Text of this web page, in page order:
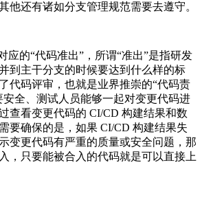
他还有诸如分支管理规范需要去遵守。
应的“代码准出”，所谓“准出”是指研发
到主干分支的时候要达到什么样的标
代码评审，也就是业界推崇的“代码责
安全、测试人员能够一起对变更代码进
查看变更代码的 CI/CD 构建结果和数
要确保的是，如果 CI/CD 构建结果失
变更代码有严重的质量或安全问题，那
，只要能被合入的代码就是可以直接上